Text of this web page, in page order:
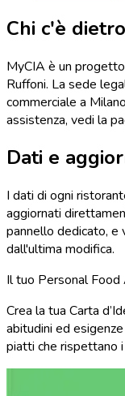
Chi c'è
MyCIA è un
Ruffoni. La sede
commerciale a
assistenza, vedi la
Dati e
I dati di ogni
aggiornati
pannello dedicato,
dall'ultima modifica.
Il tuo Personal Food
Crea la tua Carta
abitudini ed
piatti che rispettano